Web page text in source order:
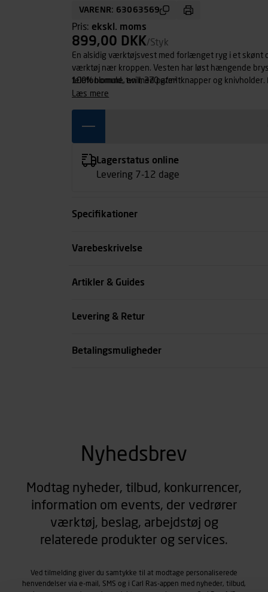
VARENR: 63063569
Pris: ekskl. moms
899,00 DKK/Styk
En alsidig værktøjsvest med forlænget ryg i et skønt
værktøj nær kroppen. Vesten har løst hængende
telefonlomme, en med patentknapper og
forstærkede sømlommer bagpå.
100% bomuld, twill, 370 g/m²
læs mere
Lagerstatus online
Levering 7-12 dage
Specifikationer
Størrelse
Varebeskrivelse
Artikler & Guides
Levering & Retur
Betalingsmuligheder
Nyhedsbrev
Modtag nyheder, tilbud, konkurrencer,
information om events, der vedrører
værktøj, beslag, arbejdstøj og
relaterede produkter og services.
Ved tilmelding giver du samtykke til at modtage personaliserede
henvendelser via e-mail, SMS og i Carl Ras-appen med nyheder, tilbud,